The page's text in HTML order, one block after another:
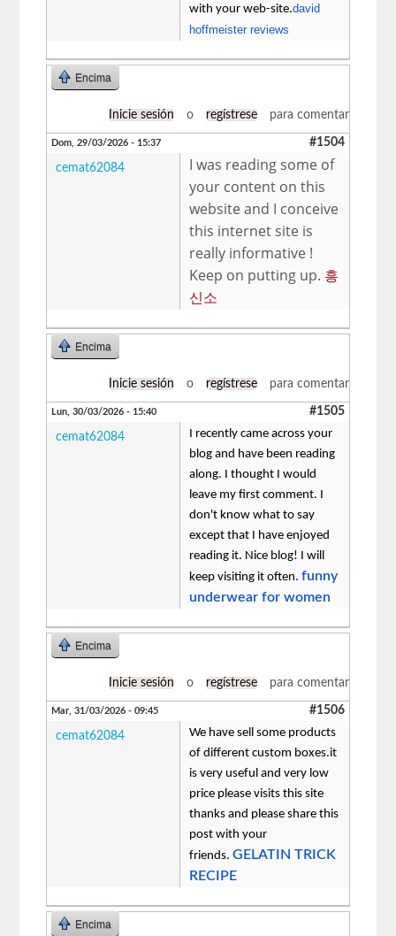
with your web-site.david
hoffmeister reviews
Encima
Inicie sesión o regístrese para comentar
Dom, 29/03/2026 - 15:37 #1504
cemat62084
I was reading some of
your content on this
website and I conceive
this internet site is
really informative !
Keep on putting up. 흥
신소
Encima
Inicie sesión o regístrese para comentar
Lun, 30/03/2026 - 15:40 #1505
cemat62084
I recently came across your
blog and have been reading
along. I thought I would
leave my first comment. I
don't know what to say
except that I have enjoyed
reading it. Nice blog! I will
keep visiting it often.funny
underwear for women
Encima
Inicie sesión o regístrese para comentar
Mar, 31/03/2026 - 09:45 #1506
cemat62084
We have sell some products
of different custom boxes.it
is very useful and very low
price please visits this site
thanks and please share this
post with your
friends.GELATIN TRICK
RECIPE
Encima